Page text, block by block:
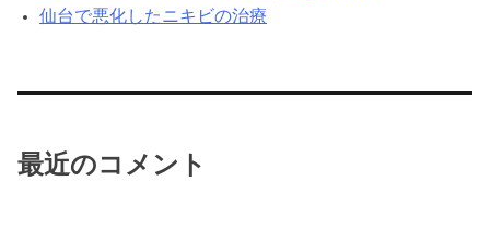
仙台で悪化したニキビの治療
最近のコメント